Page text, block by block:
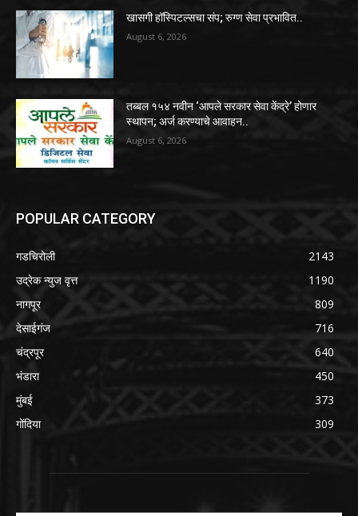
खासगी हॉस्पिटल्सचा संप; रुग्ण सेवा प्रभावित..
August 6, 2026
तब्बल १५४ नवीन ‘आपले सरकार सेवा केंद्रे’ होणार
स्थापन; अर्ज करण्याचे आवाहन..
August 6, 2026
POPULAR CATEGORY
गडचिरोली
2143
उद्रेक न्युज वृत्त
1190
नागपूर
809
देसाईगंज
716
चंद्रपूर
640
भंडारा
450
मुंबई
373
गोंदिया
309